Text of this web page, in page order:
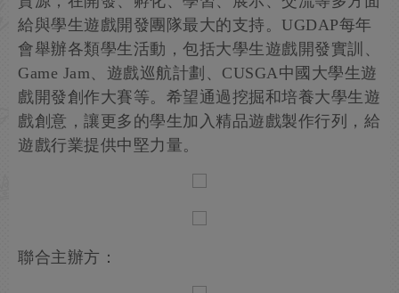
給與學生遊戲開發團隊最大的支持。UGDAP每年
會舉辦各類學生活動，包括大學生遊戲開發實訓、
Game Jam、遊戲巡航計劃、CUSGA中國大學生遊
戲開發創作大賽等。希望通過挖掘和培養大學生遊
戲創意，讓更多的學生加入精品遊戲製作行列，給
遊戲行業提供中堅力量。
聯合主辦方：